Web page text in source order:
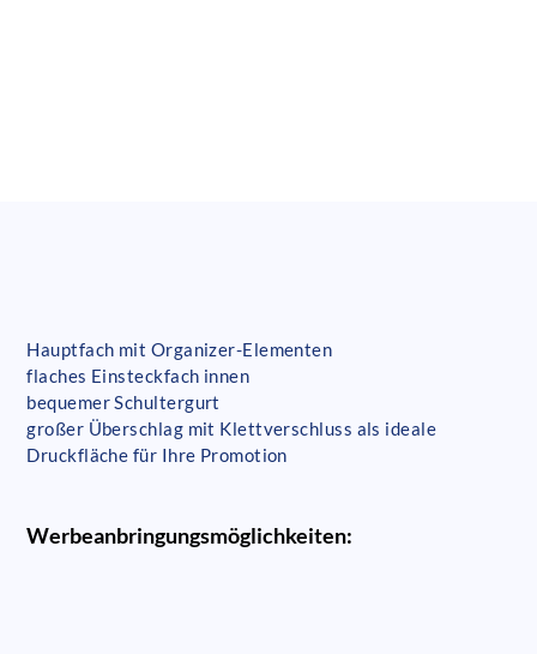
Hauptfach mit Organizer-Elementen
flaches Einsteckfach innen
bequemer Schultergurt
großer Überschlag mit Klettverschluss als ideale
Druckfläche für Ihre Promotion
Werbeanbringungsmöglichkeiten: